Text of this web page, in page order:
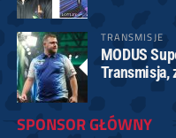
TRANSMISJE
MODUS
Transmisja,
SPONSOR GŁÓWNY